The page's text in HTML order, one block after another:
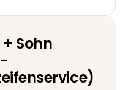
Sohn